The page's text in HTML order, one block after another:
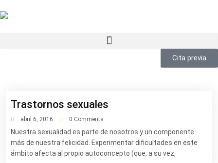
Cita previa
Trastornos sexuales
abril 6, 2016 0 Comments
Nuestra sexualidad es parte de nosotros y un componente
más de nuestra felicidad. Experimentar dificultades en este
ámbito afecta al propio autoconcepto (que, a su vez,